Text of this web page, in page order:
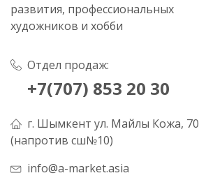
развития, профессиональных
художников и хобби
Отдел продаж:
+7(707) 853 20 30
г. Шымкент ул. Майлы Кожа, 70
(напротив сш№10)
info@a-market.asia